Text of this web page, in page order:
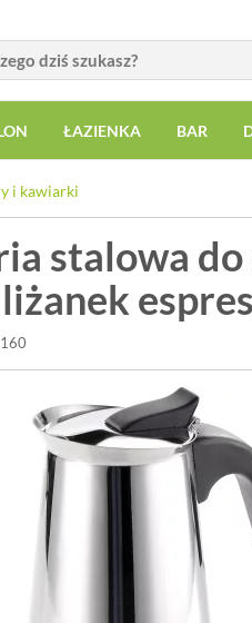
ŁAZIENKA BAR
i kawiarki
stalowa